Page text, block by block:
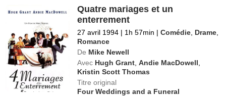
Quatre mariages et un
enterrement
27 avril 1994 | 1h 57min | Comédie Drame
Romance
De Mike Newell
Avec Hugh Grant ,Andie MacDowell
Kristin Scott Thomas
Titre original
Four Weddings and a Funeral